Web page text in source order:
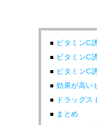
ビタミンC
ビタミンC
ビタミンC
効果が高い
ドラッグ
まとめ